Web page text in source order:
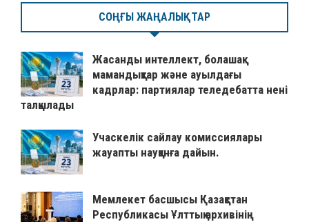
СОҢҒЫ ЖАҢАЛЫҚТАР
Жасанды интеллект, болашақ
мамандықтар және ауылдағы
кадрлар: партиялар теледебатта нені
талқылады
Учаскелік сайлау комиссиялары
жауапты науқанға дайын.
Мемлекет басшысы Қазақстан
Республикасы Ұлттық архивінің